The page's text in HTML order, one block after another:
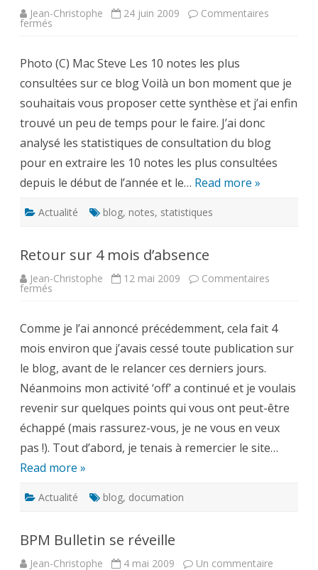
Jean-Christophe 24 juin 2009 Commentaires
fermés
les
plus
consultées
sur
ce
blog
Photo (C) Mac Steve Les 10 notes les plus
consultées sur ce blog Voilà un bon moment que je
souhaitais vous proposer cette synthèse et j’ai enfin
trouvé un peu de temps pour le faire. J’ai donc
analysé les statistiques de consultation du blog
pour en extraire les 10 notes les plus consultées
depuis le début de l’année et le… Read more »
Actualité blog, notes, statistiques
Retour sur 4 mois d’absence
Jean-Christophe 12 mai 2009 Commentaires
fermés
mois
d’absence
Comme je l’ai annoncé précédemment, cela fait 4
mois environ que j’avais cessé toute publication sur
le blog, avant de le relancer ces derniers jours.
Néanmoins mon activité ‘off’ a continué et je voulais
revenir sur quelques points qui vous ont peut-être
échappé (mais rassurez-vous, je ne vous en veux
pas !). Tout d’abord, je tenais à remercier le site…
Read more »
Actualité blog, documation
BPM Bulletin se réveille
Jean-Christophe 4 mai 2009 Un commentaire